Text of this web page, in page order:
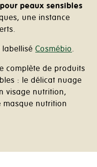
pour peaux sensibles
une instance
labellisé Cosmébio.
complète de produits
: le délicat nuage
visage nutrition,
masque nutrition